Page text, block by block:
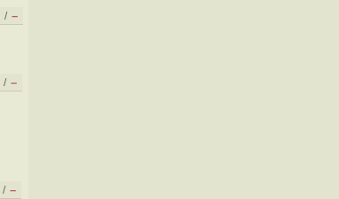
/ –
/ –
/ –